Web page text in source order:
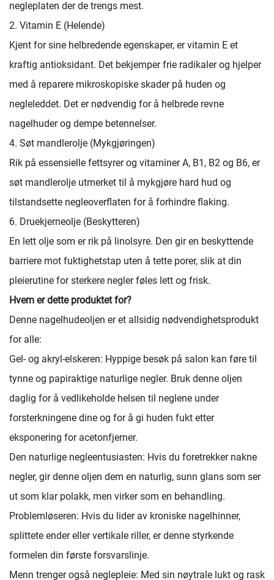
negleplaten der de trengs mest.
2. Vitamin E (Helende)
Kjent for sine helbredende egenskaper, er vitamin E et
kraftig antioksidant. Det bekjemper frie radikaler og hjelper
med å reparere mikroskopiske skader på huden og
negleleddet. Det er nødvendig for å helbrede revne
nagelhuder og dempe betennelser.
4. Søt mandlerolje (Mykgjøringen)
Rik på essensielle fettsyrer og vitaminer A, B1, B2 og B6, er
søt mandlerolje utmerket til å mykgjøre hard hud og
tilstandsette negleoverflaten for å forhindre flaking.
6. Druekjerneolje (Beskytteren)
En lett olje som er rik på linolsyre. Den gir en beskyttende
barriere mot fuktighetstap uten å tette porer, slik at din
pleierutine for sterkere negler føles lett og frisk.
Hvem er dette produktet for?
Denne nagelhudeoljen er et allsidig nødvendighetsprodukt
for alle:
Gel- og akryl-elskeren: Hyppige besøk på salon kan føre til
tynne og papiraktige naturlige negler. Bruk denne oljen
daglig for å vedlikeholde helsen til neglene under
forsterkningene dine og for å gi huden fukt etter
eksponering for acetonfjerner.
Den naturlige negleentusiasten: Hvis du foretrekker nakne
negler, gir denne oljen dem en naturlig, sunn glans som ser
ut som klar polakk, men virker som en behandling.
Problemløseren: Hvis du lider av kroniske nagelhinner,
splittete ender eller vertikale riller, er denne styrkende
formelen din første forsvarslinje.
Menn trenger også neglepleie: Med sin nøytrale lukt og rask